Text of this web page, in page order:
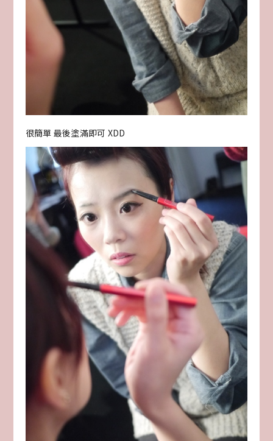
很簡單 最後塗滿即可 XDD